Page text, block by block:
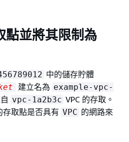
點並將其限制為
中的儲存貯體
建立名為 example-vpc-
vpc-1a2b3c VPC 的存取。
取點是否具有 VPC 的網路來